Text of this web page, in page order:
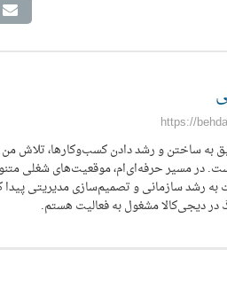
https://
به ساختن و رشد دادن کسب‌وکارها، تلاش من
در مسیر حرفه‌ای‌ام، موقعیت‌های شغلی
به رشد سازمانی و تصمیم‌سازی مدیریتی پیدا
در دیجی‌کالا مشغول به فعالیت هستم.